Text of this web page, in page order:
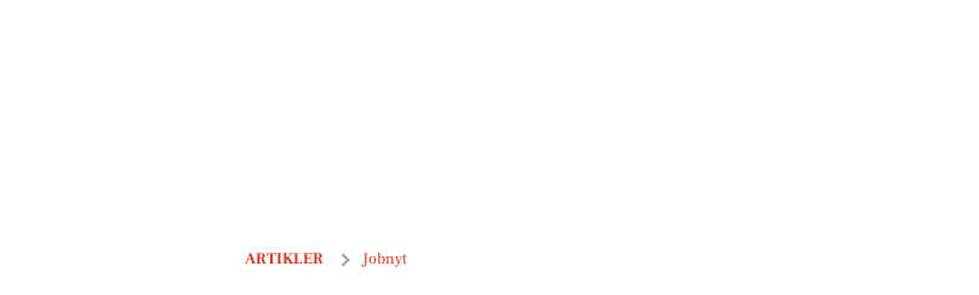
ARTIKLER Jobnyt
Bliv myndighedsbehandler inden for vej- og trafikområdet i Jammerbugt Kommune